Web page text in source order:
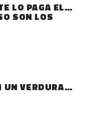
LO PAGA EL
SON LOS
VERDURAZO